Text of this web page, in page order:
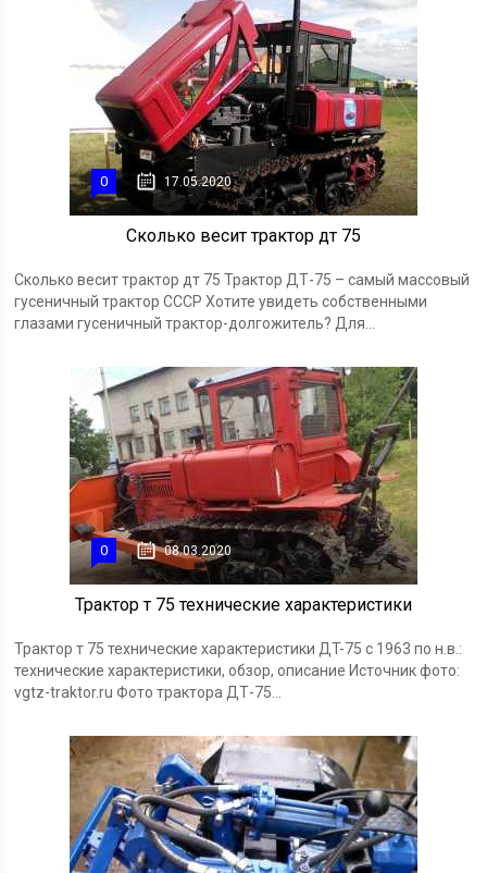
0 17.05.2020
Сколько весит трактор дт 75
Сколько весит трактор дт 75 Трактор ДТ-75 – самый массовый
гусеничный трактор СССР Хотите увидеть собственными
глазами гусеничный трактор-долгожитель? Для...
0 08.03.2020
Трактор т 75 технические характеристики
Трактор т 75 технические характеристики ДT-75 с 1963 по н.в.:
технические характеристики, обзор, описание Источник фото:
vgtz-traktor.ru Фото трактора ДТ-75...